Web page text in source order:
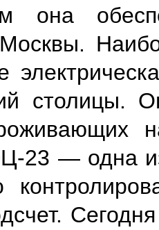
она
Москвы.
столицы.
23 — одна